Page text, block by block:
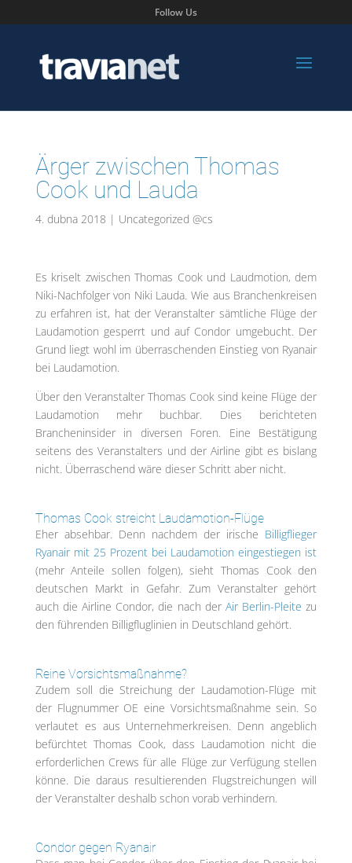
Follow Us
Ärger zwischen Thomas
Cook und Lauda
4. dubna 2018 | Uncategorized @cs
Es kriselt zwischen Thomas Cook und Laudmotion, dem
Niki-Nachfolger von Niki Lauda. Wie aus Branchenkreisen
zu erfahren ist, hat der Veranstalter sämtliche Flüge der
Laudamotion gesperrt und auf Condor umgebucht. Der
Grund liegt wohl im überraschenden Einstieg von Ryanair
bei Laudamotion.
Über den Veranstalter Thomas Cook sind keine Flüge der
Laudamotion mehr buchbar. Dies berichteten
Brancheninsider in diversen Foren. Eine Bestätigung
seitens des Veranstalters und der Airline gibt es bislang
nicht. Überraschend wäre dieser Schritt aber nicht.
Thomas Cook streicht Laudamotion-Flüge
Eher absehbar. Denn nachdem der irische Billigflieger
Ryanair mit 25 Prozent bei Laudamotion eingestiegen ist
(mehr Anteile sollen folgen), sieht Thomas Cook den
deutschen Markt in Gefahr. Zum Veranstalter gehört
auch die Airline Condor, die nach der Air Berlin-Pleite zu
den führenden Billigfluglinien in Deutschland gehört.
Reine Vorsichtsmaßnahme?
Zudem soll die Streichung der Laudamotion-Flüge mit
der Flugnummer OE eine Vorsichtsmaßnahme sein. So
verlautet es aus Unternehmerkreisen. Denn angeblich
befürchtet Thomas Cook, dass Laudamotion nicht die
erforderlichen Crews für alle Flüge zur Verfügung stellen
könne. Die daraus resultierenden Flugstreichungen will
der Veranstalter deshalb schon vorab verhindern.
Condor gegen Ryanair